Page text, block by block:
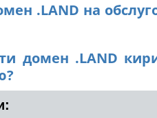
.LAND на
домен .LAND